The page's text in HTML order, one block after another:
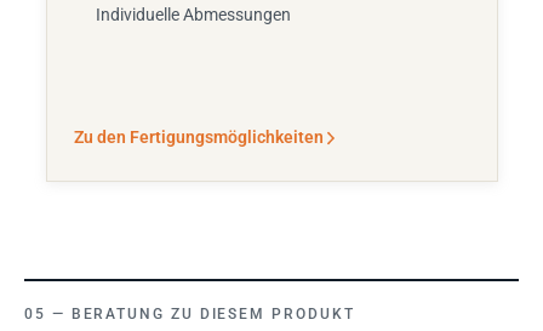
Individuelle Abmessungen
Zu den Fertigungsmöglichkeiten
BERATUNG ZU DIESEM PRODUKT